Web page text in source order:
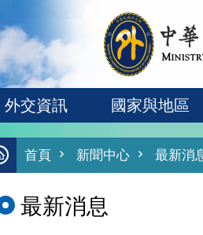
外交資訊 國家與地區
首頁 新聞中心 最新消
最新消息